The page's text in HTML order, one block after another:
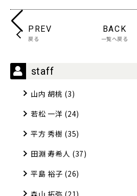
PREV
戻る
BACK
一覧へ戻る
staff
山内 胡桃 (3)
若松 一洋 (24)
平方 秀樹 (35)
田淵 寿希人 (37)
平島 裕子 (26)
森山 拓弥 (21)